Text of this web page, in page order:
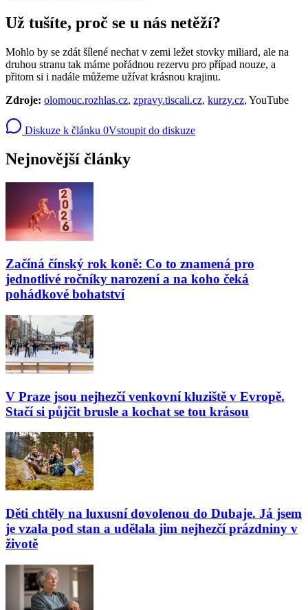
Už tušíte, proč se u nás netěží?
Mohlo by se zdát šílené nechat v zemi ležet stovky miliard, ale na
druhou stranu tak máme pořádnou rezervu pro případ nouze, a
přitom si i nadále můžeme užívat krásnou krajinu.
Zdroje: olomouc.rozhlas.cz, zpravy.tiscali.cz, kurzy.cz, YouTube
Diskuze k článku 0Vstoupit do diskuze
Nejnovější články
Začíná čínský rok koně: Co to znamená pro
jednotlivé ročníky narození a na koho čeká
pohádkové bohatství
V Praze jsou nejhezčí venkovní kluziště v Evropě.
Stačí si půjčit brusle a kochat se tou krásou
Děti chtěly na luxusní dovolenou do Dubaje. Já jsem
je vzala pod stan a udělala jim nejhezčí prázdniny v
životě